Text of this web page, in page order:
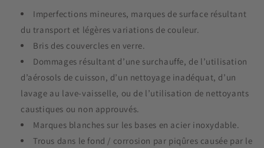
Imperfections mineures, marques de surface résultant
du transport et légères variations de couleur.
Bris des couvercles en verre.
Dommages résultant d’une surchauffe, de l’utilisation
d’aérosols de cuisson, d’un nettoyage inadéquat, d’un
lavage au lave-vaisselle, ou de l’utilisation de nettoyants
caustiques ou non approuvés.
Marques blanches sur les bases en acier inoxydable.
Trous dans le fond / corrosion par piqûres causée par le